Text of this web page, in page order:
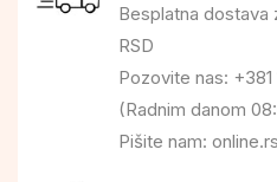
Besplatna dostava
RSD
Pozovite nas: +381
(Radnim danom
Pišite nam: